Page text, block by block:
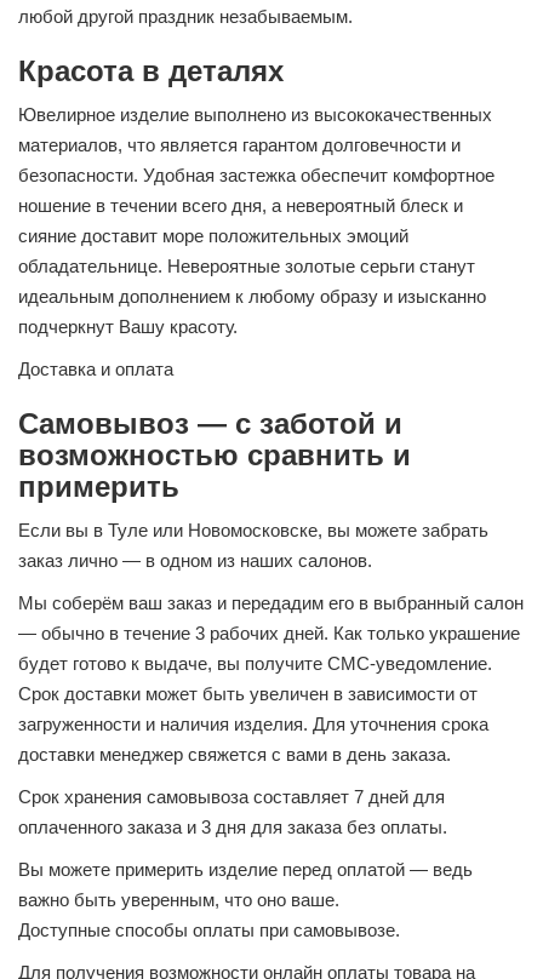
любой другой праздник незабываемым.
Красота в деталях
Ювелирное изделие выполнено из высококачественных
материалов, что является гарантом долговечности и
безопасности. Удобная застежка обеспечит комфортное
ношение в течении всего дня, а невероятный блеск и
сияние доставит море положительных эмоций
обладательнице. Невероятные золотые серьги станут
идеальным дополнением к любому образу и изысканно
подчеркнут Вашу красоту.
Доставка и оплата
Самовывоз — с заботой и
возможностью сравнить и
примерить
Если вы в Туле или Новомосковске, вы можете забрать
заказ лично — в одном из наших салонов.
Мы соберём ваш заказ и передадим его в выбранный салон
— обычно в течение 3 рабочих дней. Как только украшение
будет готово к выдаче, вы получите СМС-уведомление.
Срок доставки может быть увеличен в зависимости от
загруженности и наличия изделия. Для уточнения срока
доставки менеджер свяжется с вами в день заказа.
Срок хранения самовывоза составляет 7 дней для
оплаченного заказа и 3 дня для заказа без оплаты.
Вы можете примерить изделие перед оплатой — ведь
важно быть уверенным, что оно ваше.
Доступные способы оплаты при самовывозе.
Для получения возможности онлайн оплаты товара на